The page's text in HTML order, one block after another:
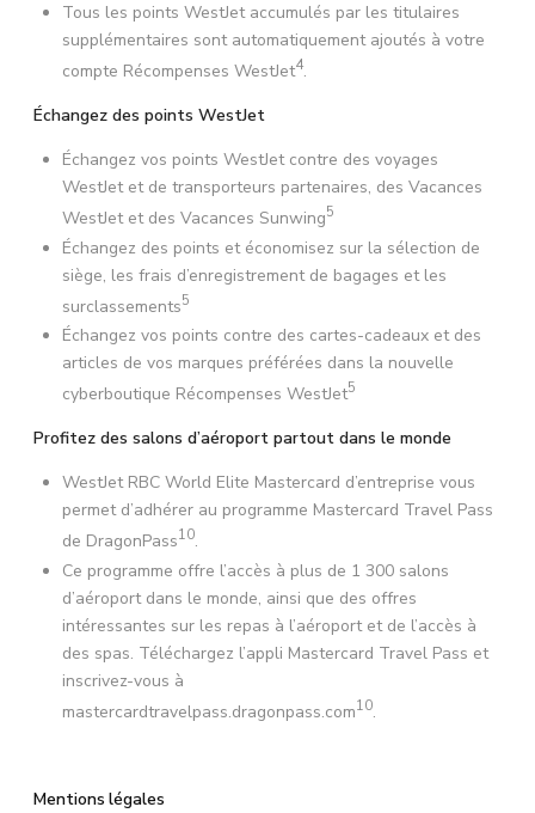
Tous les points WestJet accumulés par les titulaires
supplémentaires sont automatiquement ajoutés à votre
compte Récompenses WestJet4.
Échangez des points WestJet
Échangez vos points WestJet contre des voyages
WestJet et de transporteurs partenaires, des Vacances
WestJet et des Vacances Sunwing5
Échangez des points et économisez sur la sélection de
siège, les frais d’enregistrement de bagages et les
surclassements5
Échangez vos points contre des cartes-cadeaux et des
articles de vos marques préférées dans la nouvelle
cyberboutique Récompenses WestJet5
Profitez des salons d’aéroport partout dans le monde
WestJet RBC World Elite Mastercard d’entreprise vous
permet d’adhérer au programme Mastercard Travel Pass
de DragonPass10.
Ce programme offre l’accès à plus de 1 300 salons
d’aéroport dans le monde, ainsi que des offres
intéressantes sur les repas à l’aéroport et de l’accès à
des spas. Téléchargez l’appli Mastercard Travel Pass et
inscrivez-vous à
mastercardtravelpass.dragonpass.com10.
Mentions légales